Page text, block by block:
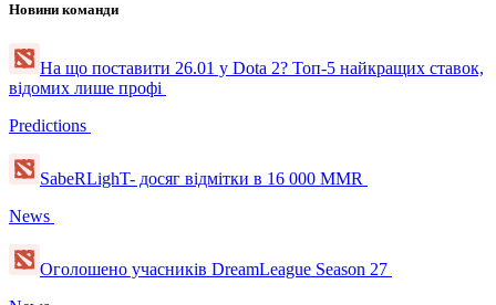
Новини команди
На що поставити 26.01 у Dota 2? Топ-5 найкращих ставок,
відомих лише профі
Predictions
SabeRLighT- досяг відмітки в 16 000 MMR
News
Оголошено учасників DreamLeague Season 27